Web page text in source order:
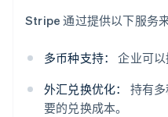
Stripe 通过提供以下服务
多币种支持： 企业可
外汇兑换优化：
持有
要的兑换成本。